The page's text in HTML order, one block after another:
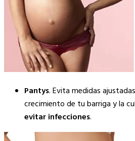
Pantys. Evita medidas
crecimiento de tu barriga y la
evitar infecciones.